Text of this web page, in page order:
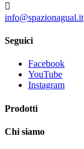

info@spazionagual.it
Seguici
Facebook
YouTube
Instagram
Prodotti
Chi siamo